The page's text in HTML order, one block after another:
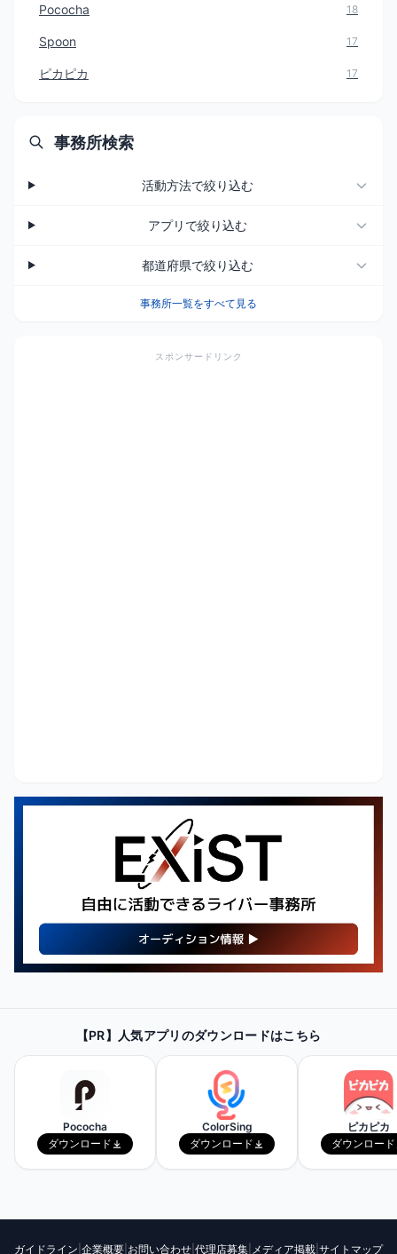
Pococha 18
Spoon 17
ピカピカ 17
事務所検索
活動方法で絞り込む
アプリで絞り込む
都道府県で絞り込む
事務所一覧をすべて見る
スポンサードリンク
最新・人気の配信機材情報を
チェックしてみよう！
Amazonで見てみる
【PR】人気アプリのダウンロードはこちら
Pococha
ダウンロード
ColorSing
ダウンロード
ピカピカ
ダウンロード
ガイドライン 企業概要 お問い合わせ 代理店募集 メディア掲載 サイトマップ